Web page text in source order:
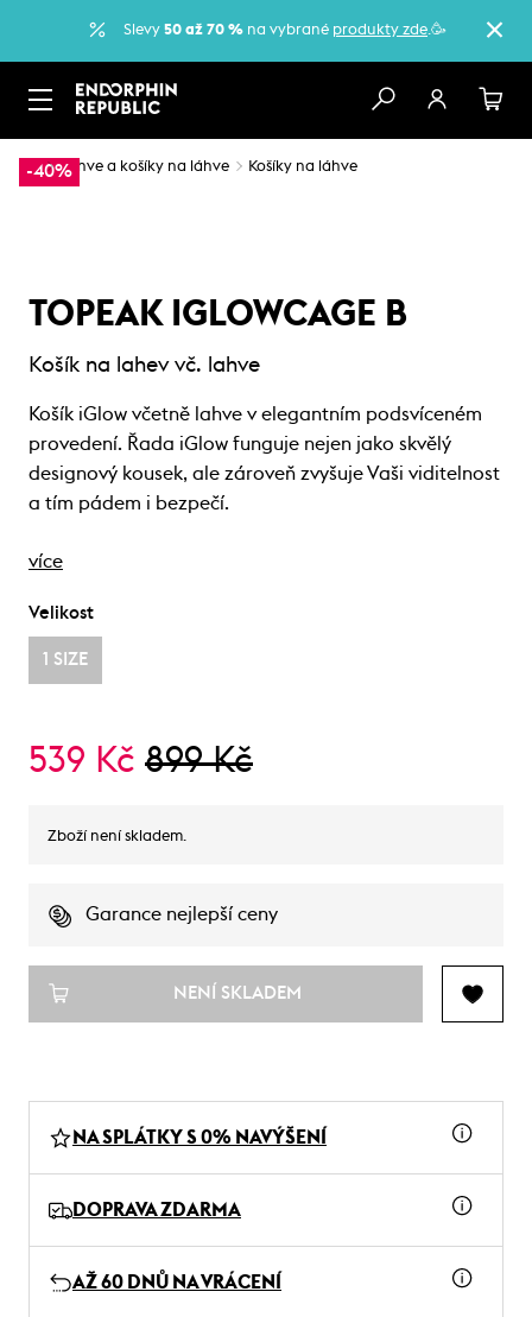
Slevy 50 až 70 % na vybrané produkty zde.🥳
-40%
… Láhve a košíky na láhve Košíky na láhve
TOPEAK IGLOWCAGE B
Košík na lahev vč. lahve
Košík iGlow včetně lahve v elegantním podsvíceném
provedení. Řada iGlow funguje nejen jako skvělý
designový kousek, ale zároveň zvyšuje Vaši viditelnost
a tím pádem i bezpečí.
více
Velikost
1 SIZE
539 Kč 899 Kč
Zboží není skladem.
Garance nejlepší ceny
NENÍ SKLADEM
NA SPLÁTKY S 0% NAVÝŠENÍ
DOPRAVA ZDARMA
AŽ 60 DNŮ NA VRÁCENÍ